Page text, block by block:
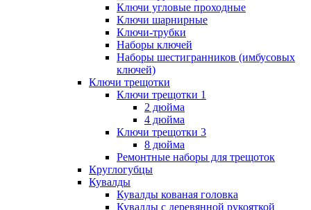
Ключи угловые проходные
Ключи шарнирные
Ключи-трубки
Наборы ключей
Наборы шестигранников (имбусовых
ключей)
Ключи трещотки
Ключи трещотки 1
2 дюйма
4 дюйма
Ключи трещотки 3
8 дюйма
Ремонтные наборы для трещоток
Круглогубцы
Кувалды
Кувалды кованая головка
Кувалды с деревянной рукояткой